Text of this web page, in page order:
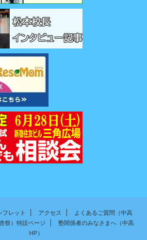
フレット アクセス
よくあるご質問（中高
祭）特設ページ
塾関係者のみなさまへ（中高
HP）